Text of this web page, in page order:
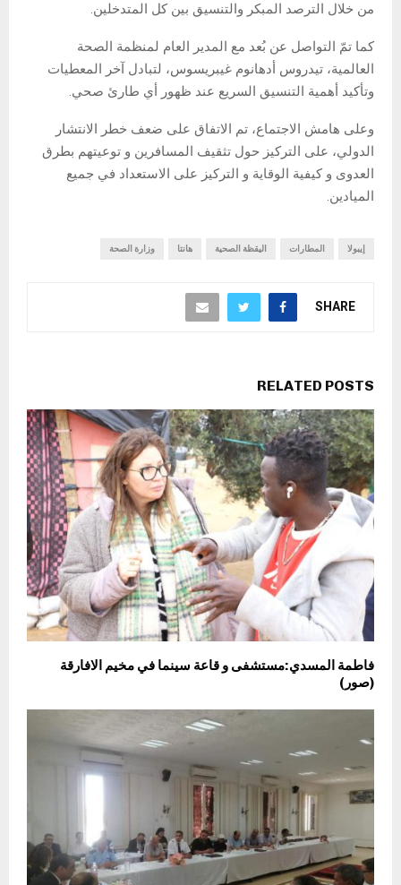
من خلال الترصد المبكر والتنسيق بين كل المتدخلين.
كما تمّ التواصل عن بُعد مع المدير العام لمنظمة الصحة
العالمية، تيدروس أدهانوم غيبريسوس، لتبادل آخر المعطيات
وتأكيد أهمية التنسيق السريع عند ظهور أي طارئ صحي.
وعلى هامش الاجتماع، تم الاتفاق على ضعف خطر الانتشار
الدولي، على التركيز حول تثقيف المسافرين و توعيتهم بطرق
العدوى و كيفية الوقاية و التركيز على الاستعداد في جميع
الميادين.
إيبولا المطارات اليقظة الصحية هانتا وزارة الصحة
SHARE
RELATED POSTS
فاطمة المسدي:مستشفى و قاعة سينما في مخيم الافارقة
(صور)